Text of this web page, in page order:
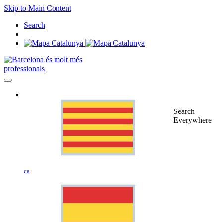
Skip to Main Content
Search
professionals
ca
Search
Everywhere